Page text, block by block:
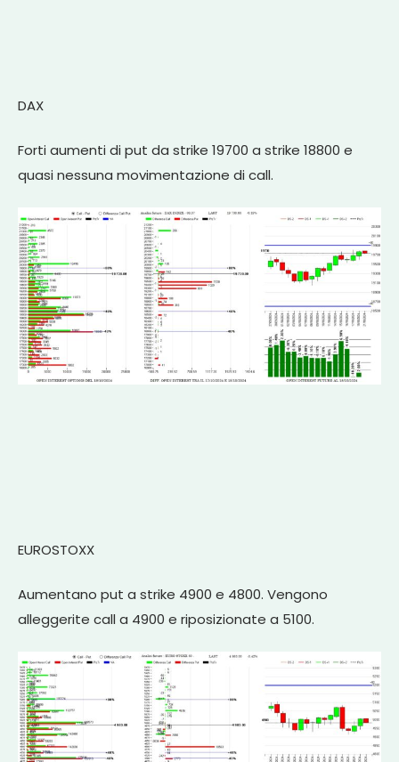
DAX
Forti aumenti di put da strike 19700 a strike 18800 e
quasi nessuna movimentazione di call.
EUROSTOXX
Aumentano put a strike 4900 e 4800. Vengono
alleggerite call a 4900 e riposizionate a 5100.